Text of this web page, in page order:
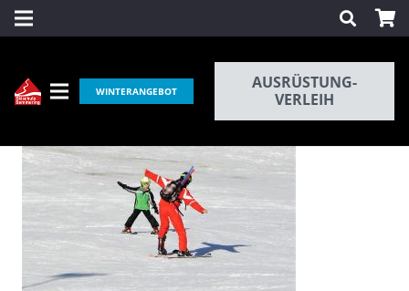
WINTERANGEBOT
AUSRÜSTUNG-
VERLEIH